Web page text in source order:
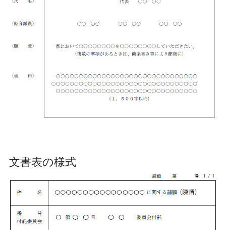
文書表の様式